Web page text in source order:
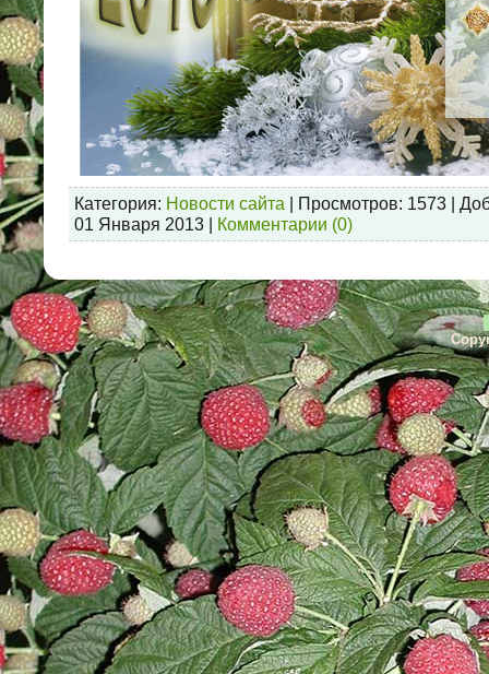
Категория: Новости сайта | Просмотров: 1573 |
01 Января 2013
Комментарии (0)